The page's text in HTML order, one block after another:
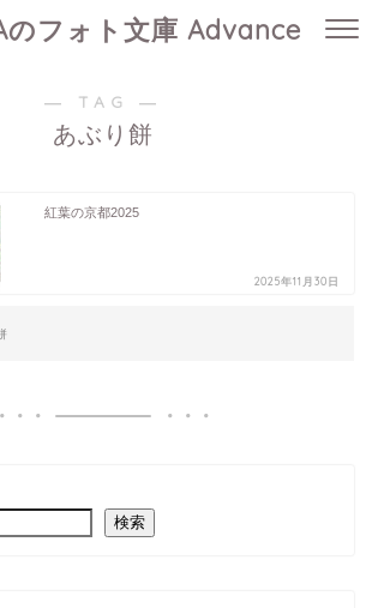
のフォト文庫 Advance
― TAG ―
あぶり餅
紅葉の京都2025
2025年11月30日
検索